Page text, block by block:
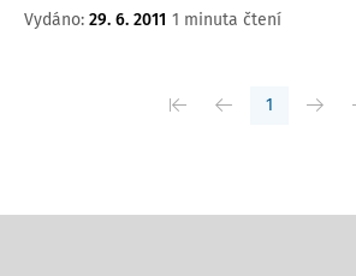
Vydáno: 29. 6. 2011 1 minuta čtení
1